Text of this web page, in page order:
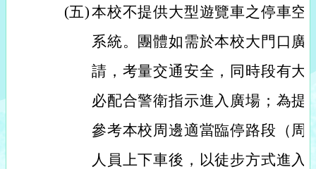
(五)本校不提供大型遊覽車之停車空
系統。團體如需於本校大門口廣
請，考量交通安全，同時段有大
必配合警衛指示進入廣場；為提
參考本校周邊適當臨停路段（周
人員上下車後，以徒步方式進入